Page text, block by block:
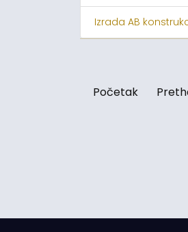
Izrada AB
Početak